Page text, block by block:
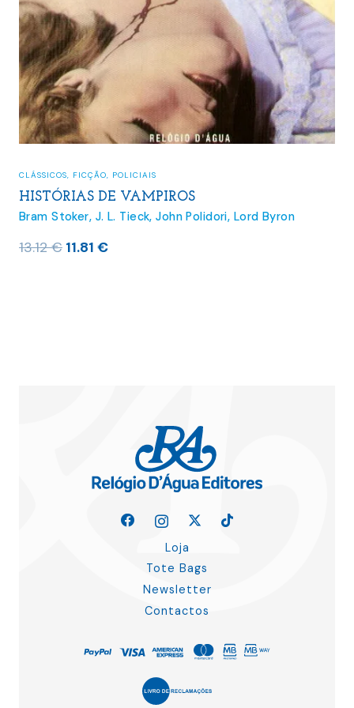
CLÁSSICOS, FICÇÃO, POLICIAIS
HISTÓRIAS DE VAMPIROS
Bram Stoker, J. L. Tieck,John Polidori, Lord Byron
13.12€ O
11.81 €O
Loja
Tote Bags
Newsletter
Contactos